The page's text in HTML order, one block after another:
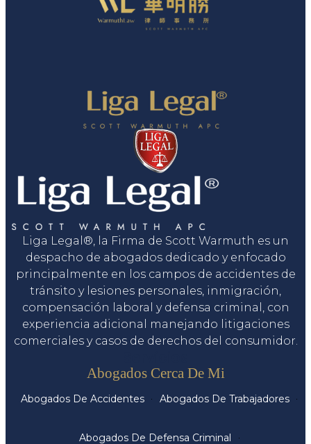
Liga Legal®, la Firma de Scott Warmuth es un
despacho de abogados dedicado y enfocado
principalmente en los campos de accidentes de
tránsito y lesiones personales, inmigración,
compensación laboral y defensa criminal, con
experiencia adicional manejando litigaciones
comerciales y casos de derechos del consumidor.
Abogados Cerca De Mi
Abogados De Accidentes Abogados De Trabajadores
Abogados De Defensa Criminal